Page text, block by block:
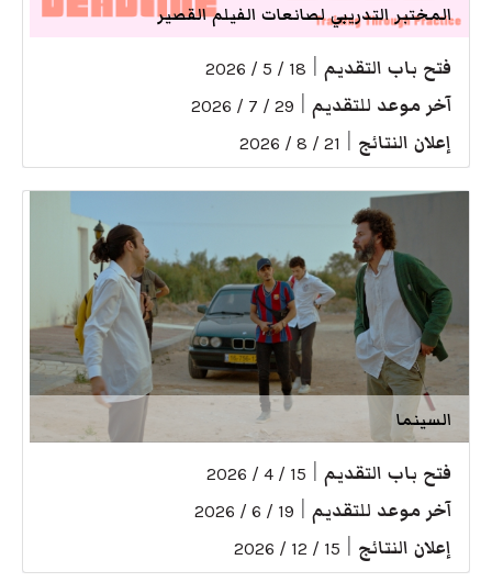
المختبر التدريبي لصانعات الفيلم القصير
فتح باب التقديم 18 / 5 / 2026
آخر موعد للتقديم 29 / 7 / 2026
إعلان النتائج 21 / 8 / 2026
السينما
فتح باب التقديم 15 / 4 / 2026
آخر موعد للتقديم 19 / 6 / 2026
إعلان النتائج 15 / 12 / 2026